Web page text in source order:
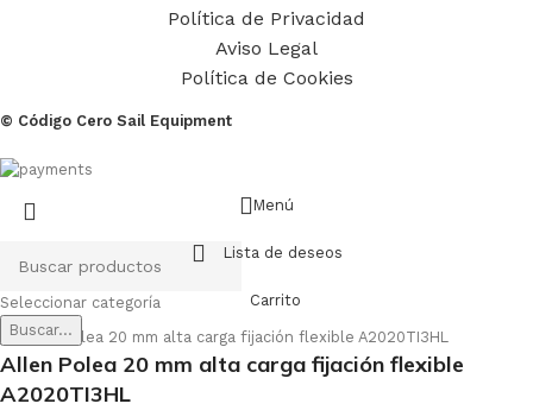
Política de Privacidad
Aviso Legal
Política de Cookies
© Código Cero Sail Equipment
Seleccionar categoría
Buscar...
Menú
Lista de deseos
Carrito
Allen Polea 20 mm alta carga fijación flexible
A2020TI3HL